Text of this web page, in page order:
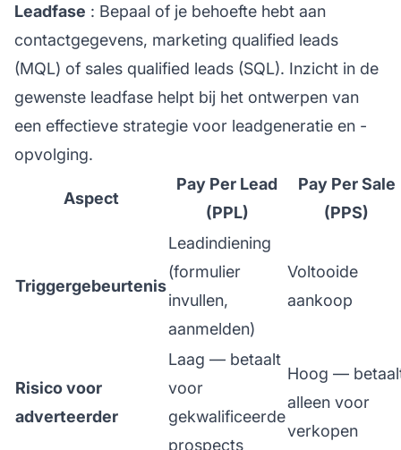
Leadfase : Bepaal of je behoefte hebt aan
contactgegevens, marketing qualified leads
(MQL) of sales qualified leads (SQL). Inzicht in de
gewenste leadfase helpt bij het ontwerpen van
een effectieve strategie voor leadgeneratie en -
opvolging.
Aspect
Pay Per Lead
(PPL)
Pay Per Sale
(PPS)
Triggergebeurtenis
Leadindiening
(formulier
invullen,
aanmelden)
Voltooide
aankoop
Risico voor
adverteerder
Laag — betaalt
voor
gekwalificeerde
prospects
Hoog —
alleen voor
verkopen